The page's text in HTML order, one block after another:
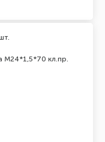
M24*1,5*70 кл.пр.